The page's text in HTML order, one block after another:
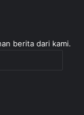
berita dari kami.